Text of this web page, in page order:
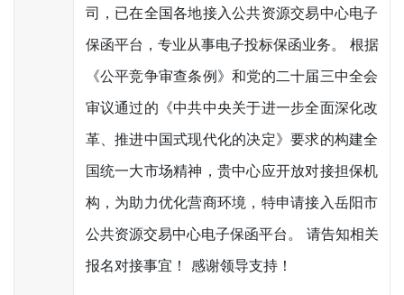
司，已在全国各地接入公共资源交易中心电子
保函平台，专业从事电子投标保函业务。 根据
《公平竞争审查条例》和党的二十届三中全会
审议通过的《中共中央关于进一步全面深化改
革、推进中国式现代化的决定》要求的构建全
国统一大市场精神，贵中心应开放对接担保机
构，为助力优化营商环境，特申请接入岳阳市
公共资源交易中心电子保函平台。 请告知相关
报名对接事宜！ 感谢领导支持！